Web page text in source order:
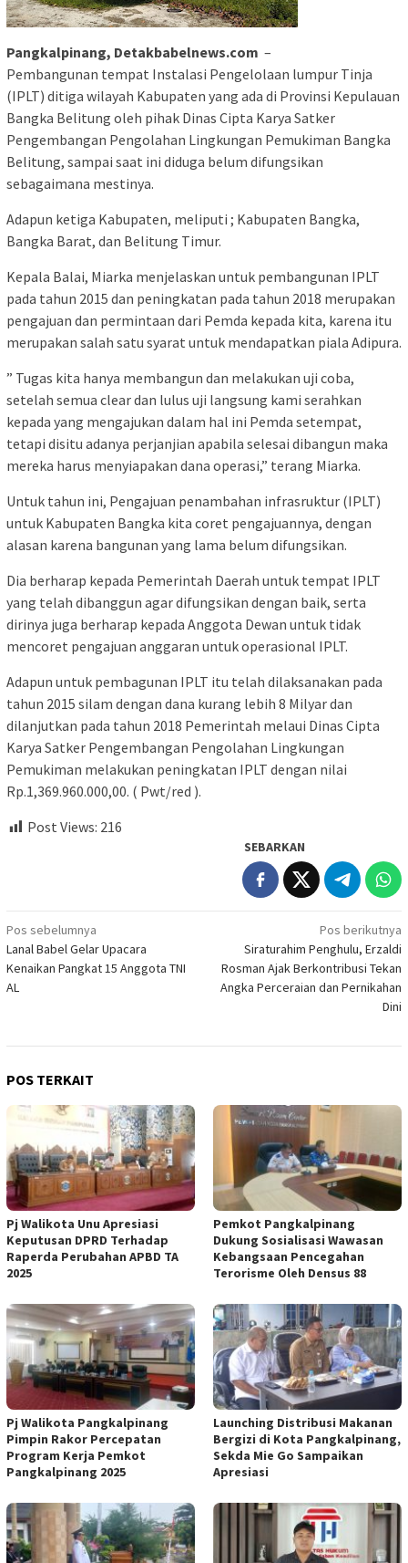
Pangkalpinang, Detakbabelnews.com –
Pembangunan tempat Instalasi Pengelolaan lumpur Tinja
(IPLT) ditiga wilayah Kabupaten yang ada di Provinsi Kepulauan
Bangka Belitung oleh pihak Dinas Cipta Karya Satker
Pengembangan Pengolahan Lingkungan Pemukiman Bangka
Belitung, sampai saat ini diduga belum difungsikan
sebagaimana mestinya.
Adapun ketiga Kabupaten, meliputi ; Kabupaten Bangka,
Bangka Barat, dan Belitung Timur.
Kepala Balai, Miarka menjelaskan untuk pembangunan IPLT
pada tahun 2015 dan peningkatan pada tahun 2018 merupakan
pengajuan dan permintaan dari Pemda kepada kita, karena itu
merupakan salah satu syarat untuk mendapatkan piala Adipura.
” Tugas kita hanya membangun dan melakukan uji coba,
setelah semua clear dan lulus uji langsung kami serahkan
kepada yang mengajukan dalam hal ini Pemda setempat,
tetapi disitu adanya perjanjian apabila selesai dibangun maka
mereka harus menyiapakan dana operasi,” terang Miarka.
Untuk tahun ini, Pengajuan penambahan infrasruktur (IPLT)
untuk Kabupaten Bangka kita coret pengajuannya, dengan
alasan karena bangunan yang lama belum difungsikan.
Dia berharap kepada Pemerintah Daerah untuk tempat IPLT
yang telah dibanggun agar difungsikan dengan baik, serta
dirinya juga berharap kepada Anggota Dewan untuk tidak
mencoret pengajuan anggaran untuk operasional IPLT.
Adapun untuk pembagunan IPLT itu telah dilaksanakan pada
tahun 2015 silam dengan dana kurang lebih 8 Milyar dan
dilanjutkan pada tahun 2018 Pemerintah melaui Dinas Cipta
Karya Satker Pengembangan Pengolahan Lingkungan
Pemukiman melakukan peningkatan IPLT dengan nilai
Rp.1,369.960.000,00. ( Pwt/red ).
Post Views: 216
SEBARKAN
Navigasi
pos
Pos sebelumnya
Lanal Babel Gelar Upacara
Kenaikan Pangkat 15 Anggota TNI
AL
Pos berikutnya
Siraturahim Penghulu, Erzaldi
Rosman Ajak Berkontribusi Tekan
Angka Perceraian dan Pernikahan
Dini
POS TERKAIT
Pj Walikota Unu Apresiasi
Keputusan DPRD Terhadap
Raperda Perubahan APBD TA
2025
Pemkot Pangkalpinang
Dukung Sosialisasi Wawasan
Kebangsaan Pencegahan
Terorisme Oleh Densus 88
Pj Walikota Pangkalpinang
Pimpin Rakor Percepatan
Program Kerja Pemkot
Pangkalpinang 2025
Launching Distribusi Makanan
Bergizi di Kota Pangkalpinang,
Sekda Mie Go Sampaikan
Apresiasi